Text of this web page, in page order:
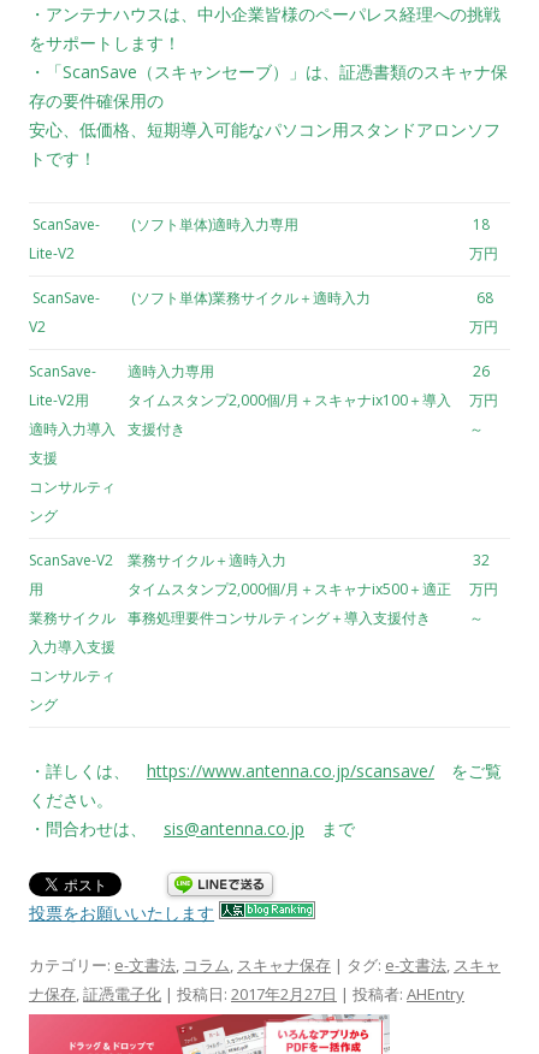
・アンテナハウスは、中小企業皆様のペーパレス経理への挑戦
をサポートします！
・「ScanSave（スキャンセーブ）」は、証憑書類のスキャナ保
存の要件確保用の
安心、低価格、短期導入可能なパソコン用スタンドアロンソフ
トです！
ScanSave-
Lite-V2
(ソフト単体)適時入力専用
18
万円
ScanSave-
V2
(ソフト単体)業務サイクル＋適時入力
68
万円
ScanSave-
Lite-V2用
適時入力導入
支援
コンサルティ
ング
適時入力専用
タイムスタンプ2,000個/月＋スキャナix100＋導入
支援付き
26
万円
～
ScanSave-V2
用
業務サイクル
入力導入支援
コンサルティ
ング
業務サイクル＋適時入力
タイムスタンプ2,000個/月＋スキャナix500＋適正
事務処理要件コンサルティング＋導入支援付き
32
万円
～
・詳しくは、 https://www.antenna.co.jp/scansave/ をご覧
ください。
・問合わせは、 sis@antenna.co.jp まで
投票をお願いいたします
カテゴリー: e-文書法, コラム, スキャナ保存 | タグ: e-文書法, スキャ
ナ保存,証憑電子化 | 投稿日: 2017年2月27日 | 投稿者: AHEntry